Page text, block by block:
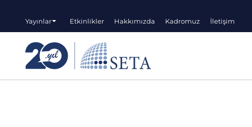
Yayınlar Etkinlikler Hakkımızda Kadromuz İletişim